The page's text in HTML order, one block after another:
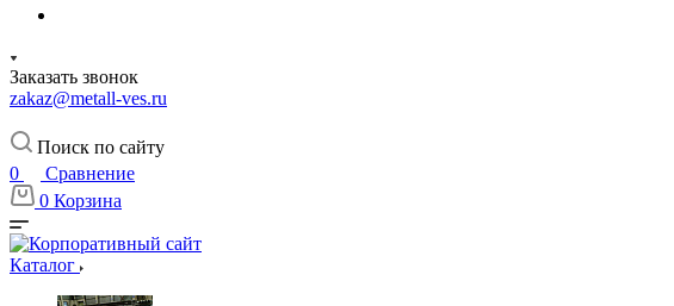
Заказать звонок
zakaz@metall-ves.ru
Поиск по сайту
0
Сравнение
0 Корзина
Каталог